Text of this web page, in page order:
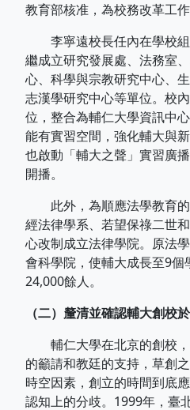
教育部核准，為校務改革工
李寧遠校長任內在學校組
繼成立研究發展處、法務室
心、科學與宗教研究中心、
志漢學研究中心等單位。校
位，整合為輔仁大學資訊中
能有實習空間，強化輔大與
也啟動「輔大之聲」實習廣
開播。
此外，為順應法學教育的
經法律學系、若望保祿二世
心改制成立法律學院。原法
會科學院，使輔大成長至9個
24,000餘人。
（二）釐清並確認輔大創校
輔仁大學在北京的創校，
的籲請和教廷的支持，草創
時空因素，創立的時間到底
認知上的分歧。1999年，臺